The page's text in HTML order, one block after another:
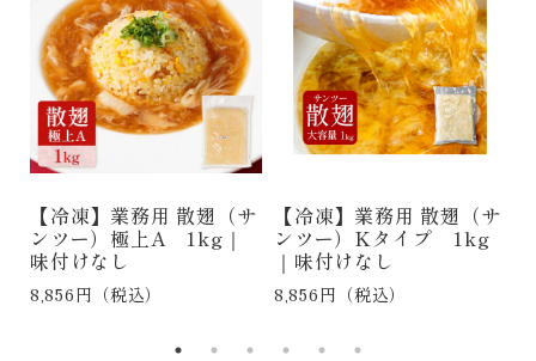
【冷凍】業務用 散翅（サ
ンツー）極上A 1kg｜
味付けなし
8,856円（税込）
【冷凍】業務用 散翅（サ
ンツー）Kタイプ 1kg
｜味付けなし
8,856円（税込）